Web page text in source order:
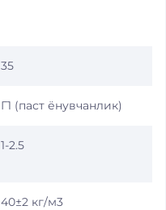
35
Г1 (паст ёнувчанлик)
1-2.5
40±2 кг/м3